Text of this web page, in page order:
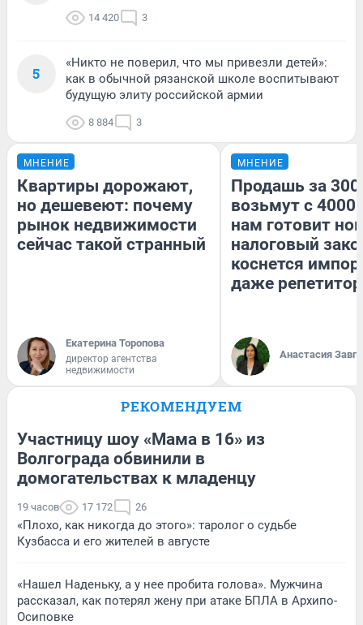
14 420 3
5
«Никто не поверил, что мы привезли детей»:
как в обычной рязанской школе воспитывают
будущую элиту российской армии
8 884 3
МНЕНИЕ
Квартиры дорожают,
но дешевеют: почему
рынок недвижимости
сейчас такой странный
Екатерина Торопова
директор агентства
недвижимости
МНЕНИЕ
Продашь за
возьмут с
нам готовит
налоговый
коснется
даже
Анастасия
РЕКОМЕНДУЕМ
Участницу шоу «Мама в 16» из
Волгограда обвинили в
домогательствах к младенцу
19 часов 17 172 26
«Плохо, как никогда до этого»: таролог о судьбе
Кузбасса и его жителей в августе
«Нашел Наденьку, а у нее пробита голова». Мужчина
рассказал, как потерял жену при атаке БПЛА в Архипо-
Осиповке